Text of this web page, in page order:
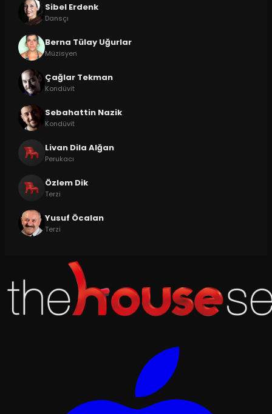
Sibel Erdenk
Dansçı
Berna Tülay Uğurlar
Müzisyen
Çağlar Tekman
Kondüvit
Sebahattin Nazik
Kondüvit
Livan Dila Alğan
Perukacı
Özlem Dik
Terzi
Yusuf Öcalan
Terzi